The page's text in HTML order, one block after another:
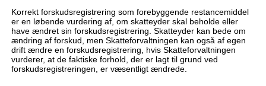
Korrekt forskudsregistrering som forebyggende restancemiddel
er en løbende vurdering af, om skatteyder skal beholde eller
have ændret sin forskudsregistrering. Skatteyder kan bede om
ændring af forskud, men Skatteforvaltningen kan også af egen
drift ændre en forskudsregistrering, hvis Skatteforvaltningen
vurderer, at de faktiske forhold, der er lagt til grund ved
forskudsregistreringen, er væsentligt ændrede.